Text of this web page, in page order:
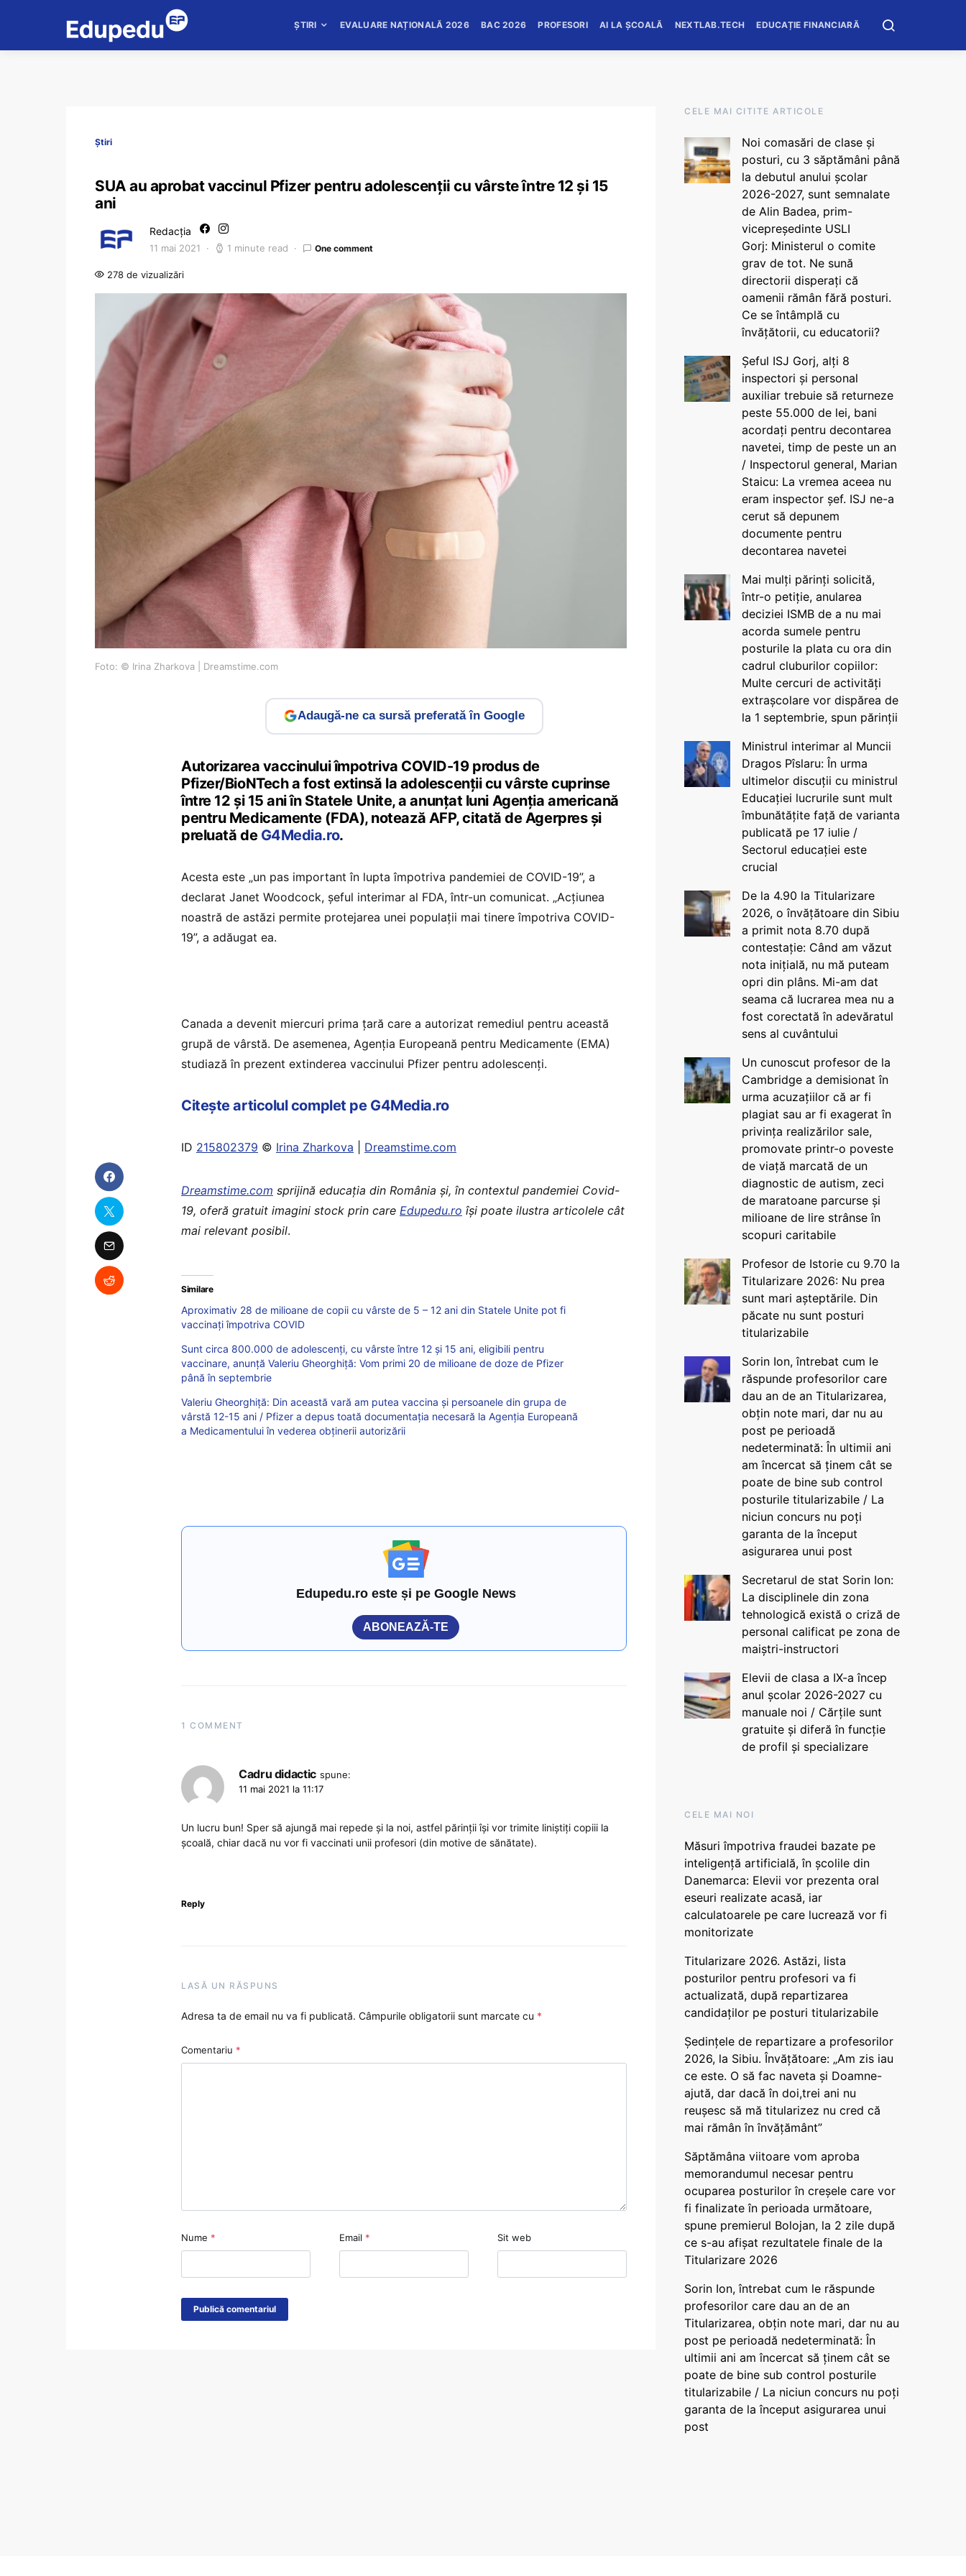
ȘTIRI EVALUARE NAȚIONALĂ 2026 BAC 2026 PROFESORI AI LA ȘCOALĂ NEXTLAB.TECH EDUCAȚIE FINANCIARĂ
Știri
SUA au aprobat vaccinul Pfizer pentru adolescenții cu vârste între 12 și 15
ani
Redacția
11 mai 2021 1 minute read One comment
278 de vizualizări
Foto: © Irina Zharkova | Dreamstime.com
Adaugă-ne ca sursă preferată în Google
Autorizarea vaccinului împotriva COVID-19 produs de
Pfizer/BioNTech a fost extinsă la adolescenţii cu vârste cuprinse
între 12 şi 15 ani în Statele Unite, a anunţat luni Agenţia americană
pentru Medicamente (FDA), notează AFP, citată de Agerpres și
preluată de G4Media.ro.
Acesta este „un pas important în lupta împotriva pandemiei de COVID-19”, a
declarat Janet Woodcock, şeful interimar al FDA, într-un comunicat. „Acţiunea
noastră de astăzi permite protejarea unei populaţii mai tinere împotriva COVID-
19”, a adăugat ea.
Canada a devenit miercuri prima ţară care a autorizat remediul pentru această
grupă de vârstă. De asemenea, Agenţia Europeană pentru Medicamente (EMA)
studiază în prezent extinderea vaccinului Pfizer pentru adolescenţi.
Citește articolul complet pe G4Media.ro
ID 215802379 © Irina Zharkova Dreamstime.com
Dreamstime.com sprijină educaţia din România şi, în contextul pandemiei Covid-
19, oferă gratuit imagini stock prin care Edupedu.ro îşi poate ilustra articolele cât
mai relevant posibil.
Similare
Aproximativ 28 de milioane de copii cu vârste de 5 – 12 ani din Statele Unite pot fi
vaccinaţi împotriva COVID
Sunt circa 800.000 de adolescenți, cu vârste între 12 și 15 ani, eligibili pentru
vaccinare, anunță Valeriu Gheorghiță: Vom primi 20 de milioane de doze de Pfizer
până în septembrie
Valeriu Gheorghiță: Din această vară am putea vaccina și persoanele din grupa de
vârstă 12-15 ani / Pfizer a depus toată documentația necesară la Agenția Europeană
a Medicamentului în vederea obținerii autorizării
Edupedu.ro este și pe Google News
ABONEAZĂ-TE
1 COMMENT
Cadru didactic spune:
11 mai 2021 la 11:17
Un lucru bun! Sper să ajungă mai repede și la noi, astfel părinții își vor trimite liniștiți copiii la
școală, chiar dacă nu vor fi vaccinati unii profesori (din motive de sănătate).
Reply
LASĂ UN RĂSPUNS
Adresa ta de email nu va fi publicată. Câmpurile obligatorii sunt marcate cu *
Comentariu *
Nume * Email * Sit web
CELE MAI CITITE ARTICOLE
Noi comasări de clase și
posturi, cu 3 săptămâni până
la debutul anului școlar
2026-2027, sunt semnalate
de Alin Badea, prim-
vicepreședinte USLI
Gorj: Ministerul o comite
grav de tot. Ne sună
directorii disperați că
oamenii rămân fără posturi.
Ce se întâmplă cu
învățătorii, cu educatorii?
Șeful ISJ Gorj, alți 8
inspectori și personal
auxiliar trebuie să returneze
peste 55.000 de lei, bani
acordați pentru decontarea
navetei, timp de peste un an
/ Inspectorul general, Marian
Staicu: La vremea aceea nu
eram inspector șef. ISJ ne-a
cerut să depunem
documente pentru
decontarea navetei
Mai mulți părinți solicită,
într-o petiție, anularea
deciziei ISMB de a nu mai
acorda sumele pentru
posturile la plata cu ora din
cadrul cluburilor copiilor:
Multe cercuri de activități
extrașcolare vor dispărea de
la 1 septembrie, spun părinții
Ministrul interimar al Muncii
Dragos Pîslaru: În urma
ultimelor discuții cu ministrul
Educației lucrurile sunt mult
îmbunătățite față de varianta
publicată pe 17 iulie /
Sectorul educației este
crucial
De la 4.90 la Titularizare
2026, o învățătoare din Sibiu
a primit nota 8.70 după
contestație: Când am văzut
nota inițială, nu mă puteam
opri din plâns. Mi-am dat
seama că lucrarea mea nu a
fost corectată în adevăratul
sens al cuvântului
Un cunoscut profesor de la
Cambridge a demisionat în
urma acuzațiilor că ar fi
plagiat sau ar fi exagerat în
privința realizărilor sale,
promovate printr-o poveste
de viață marcată de un
diagnostic de autism, zeci
de maratoane parcurse și
milioane de lire strânse în
scopuri caritabile
Profesor de Istorie cu 9.70 la
Titularizare 2026: Nu prea
sunt mari așteptările. Din
păcate nu sunt posturi
titularizabile
Sorin Ion, întrebat cum le
răspunde profesorilor care
dau an de an Titularizarea,
obțin note mari, dar nu au
post pe perioadă
nedeterminată: În ultimii ani
am încercat să ținem cât se
poate de bine sub control
posturile titularizabile / La
niciun concurs nu poți
garanta de la început
asigurarea unui post
Secretarul de stat Sorin Ion:
La disciplinele din zona
tehnologică există o criză de
personal calificat pe zona de
maiștri-instructori
Elevii de clasa a IX-a încep
anul școlar 2026-2027 cu
manuale noi / Cărțile sunt
gratuite și diferă în funcție
de profil și specializare
CELE MAI NOI
Măsuri împotriva fraudei bazate pe
inteligență artificială, în școlile din
Danemarca: Elevii vor prezenta oral
eseuri realizate acasă, iar
calculatoarele pe care lucrează vor fi
monitorizate
Titularizare 2026. Astăzi, lista
posturilor pentru profesori va fi
actualizată, după repartizarea
candidaților pe posturi titularizabile
Ședințele de repartizare a profesorilor
2026, la Sibiu. Învățătoare: „Am zis iau
ce este. O să fac naveta și Doamne-
ajută, dar dacă în doi,trei ani nu
reușesc să mă titularizez nu cred că
mai rămân în învățământ”
Săptămâna viitoare vom aproba
memorandumul necesar pentru
ocuparea posturilor în creșele care vor
fi finalizate în perioada următoare,
spune premierul Bolojan, la 2 zile după
ce s-au afișat rezultatele finale de la
Titularizare 2026
Sorin Ion, întrebat cum le răspunde
profesorilor care dau an de an
Titularizarea, obțin note mari, dar nu au
post pe perioadă nedeterminată: În
ultimii ani am încercat să ținem cât se
poate de bine sub control posturile
titularizabile / La niciun concurs nu poți
garanta de la început asigurarea unui
post